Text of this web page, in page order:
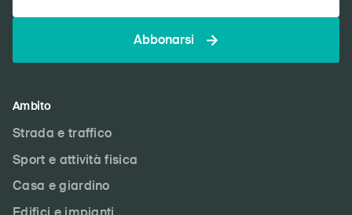
Home
Abbonati alla newsletter
Abbonarsi
Ambito
Strada e traffico
Sport e attività fisica
Casa e giardino